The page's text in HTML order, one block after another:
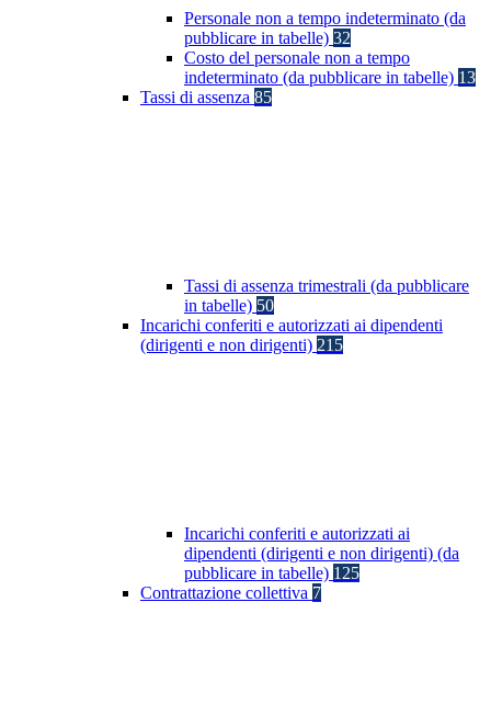
Personale non a tempo indeterminato (da
pubblicare in tabelle) 32
Costo del personale non a tempo
indeterminato (da pubblicare in tabelle) 13
Tassi di assenza 85
Tassi di assenza trimestrali (da pubblicare
in tabelle) 50
Incarichi conferiti e autorizzati ai dipendenti
(dirigenti e non dirigenti) 215
Incarichi conferiti e autorizzati ai
dipendenti (dirigenti e non dirigenti) (da
pubblicare in tabelle) 125
Contrattazione collettiva 7